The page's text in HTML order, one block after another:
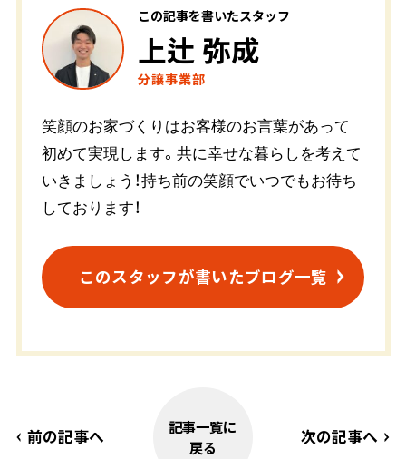
この記事を書いたスタッフ
上辻 弥成
分譲事業部
笑顔のお家づくりはお客様のお言葉があって
初めて実現します。共に幸せな暮らしを考えて
いきましょう！持ち前の笑顔でいつでもお待ち
しております！
このスタッフが書いたブログ一覧
前の記事へ
記事一覧に
戻る
次の記事へ